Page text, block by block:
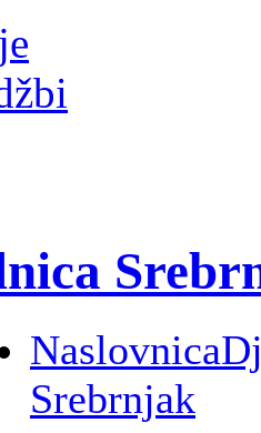
Naslovnica
Srebrnjak